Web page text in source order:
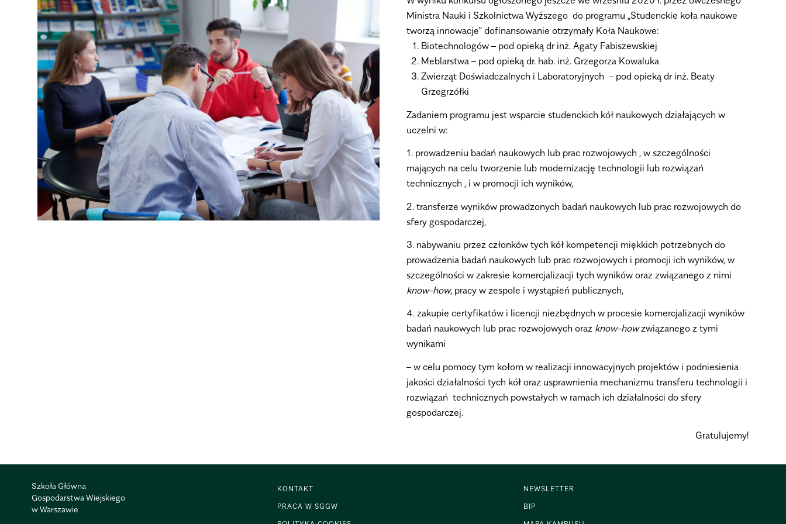
Ministra Nauki i Szkolnictwa Wyższego do programu „Studenckie koła naukowe
tworzą innowacje” dofinansowanie otrzymały Koła Naukowe:
Biotechnologów – pod opieką dr inż. Agaty Fabiszewskiej
Meblarstwa – pod opieką dr. hab. inż. Grzegorza Kowaluka
Zwierząt Doświadczalnych i Laboratoryjnych – pod opieką dr inż. Beaty
Grzegrzółki
Zadaniem programu jest wsparcie studenckich kół naukowych działających w
uczelni w:
1. prowadzeniu badań naukowych lub prac rozwojowych , w szczególności
mających na celu tworzenie lub modernizację technologii lub rozwiązań
technicznych , i w promocji ich wyników,
2. transferze wyników prowadzonych badań naukowych lub prac rozwojowych do
sfery gospodarczej,
3. nabywaniu przez członków tych kół kompetencji miękkich potrzebnych do
prowadzenia badań naukowych lub prac rozwojowych i promocji ich wyników, w
szczególności w zakresie komercjalizacji tych wyników oraz związanego z nimi
know-how, pracy w zespole i wystąpień publicznych,
4. zakupie certyfikatów i licencji niezbędnych w procesie komercjalizacji wyników
badań naukowych lub prac rozwojowych oraz know-howzwiązanego z tymi
wynikami
– w celu pomocy tym kołom w realizacji innowacyjnych projektów i podniesienia
jakości działalności tych kół oraz usprawnienia mechanizmu transferu technologii i
rozwiązań technicznych powstałych w ramach ich działalności do sfery
gospodarczej.
Gratulujemy!
Szkoła Główna
Gospodarstwa Wiejskiego
w Warszawie
KONTAKT
PRACA W SGGW
NEWSLETTER
BIP